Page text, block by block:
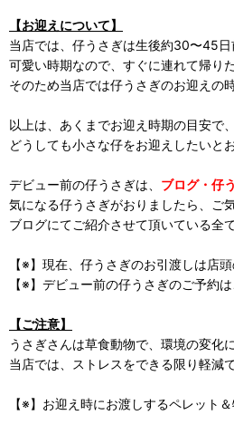
【お迎えについて】
当店では、仔うさぎは生後約30〜45日
可愛い時期なので、すぐに連れて帰り
そのため当店では仔うさぎのお迎えの
以上は、あくまでお迎え時期の目安で
どうしても小さな仔をお迎えしたいと
デビュー前の仔うさぎは、 ブログ・仔
気になる仔うさぎがおりましたら、ご
ブログにてご紹介させて頂いている全
【※】現在、仔うさぎのお引渡しは店
【※】デビュー前の仔うさぎのご予約
【ご注意】
うさぎさんは草食動物で、環境の変化
当店では、ストレスをできる限り軽減
【※】お迎え時にお渡しするペレット＆